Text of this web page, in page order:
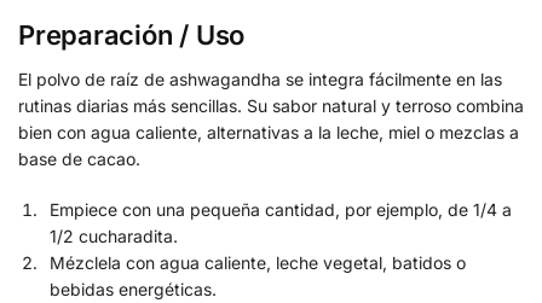
Preparación / Uso
El polvo de raíz de ashwagandha se integra fácilmente en las
rutinas diarias más sencillas. Su sabor natural y terroso combina
bien con agua caliente, alternativas a la leche, miel o mezclas a
base de cacao.
Empiece con una pequeña cantidad, por ejemplo, de 1/4 a
1/2 cucharadita.
Mézclela con agua caliente, leche vegetal, batidos o
bebidas energéticas.